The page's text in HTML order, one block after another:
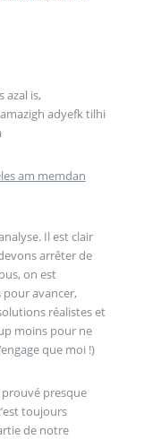
azal is,
adyefk tilhi
am memdan
Il est clair
arrêter de
on est
avancer,
réalistes et
moins pour ne
que moi !)
prouvé presque
toujours
de notre